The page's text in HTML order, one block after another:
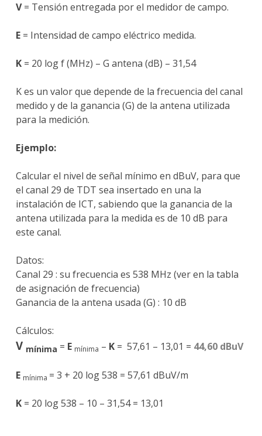
V= Tensión entregada por el medidor de campo.
E= Intensidad de campo eléctrico medida.
K= 20 log f (MHz) – G antena (dB) – 31,54
K es un valor que depende de la frecuencia del canal
medido y de la ganancia (G) de la antena utilizada
para la medición.
Ejemplo:
Calcular el nivel de señal mínimo en dBuV, para que
el canal 29 de TDT sea insertado en una la
instalación de ICT, sabiendo que la ganancia de la
antena utilizada para la medida es de 10 dB para
este canal.
Datos:
Canal 29 : su frecuencia es 538 MHz (ver en la tabla
de asignación de frecuencia)
Ganancia de la antena usada (G) : 10 dB
Cálculos:
V mínima = E mínima – K = 57,61 – 13,01 = 44,60 dBuV
E mínima = 3 + 20 log 538 = 57,61 dBuV/m
K= 20 log 538 – 10 – 31,54 = 13,01